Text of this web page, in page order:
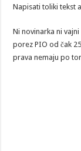
Napisati toliki tekst
Ni novinarka ni
porez PIO od čak
prava nemaju po